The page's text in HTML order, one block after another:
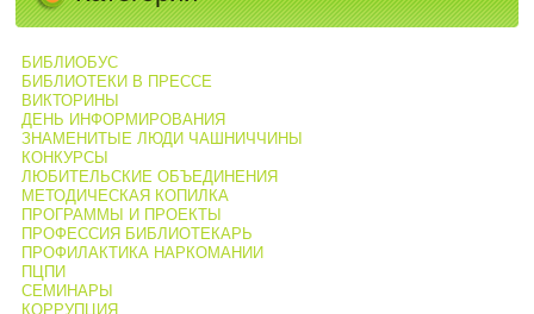
БИБЛИОБУС
БИБЛИОТЕКИ В ПРЕССЕ
ВИКТОРИНЫ
ДЕНЬ ИНФОРМИРОВАНИЯ
ЗНАМЕНИТЫЕ ЛЮДИ ЧАШНИЧЧИНЫ
КОНКУРСЫ
ЛЮБИТЕЛЬСКИЕ ОБЪЕДИНЕНИЯ
МЕТОДИЧЕСКАЯ КОПИЛКА
ПРОГРАММЫ И ПРОЕКТЫ
ПРОФЕССИЯ БИБЛИОТЕКАРЬ
ПРОФИЛАКТИКА НАРКОМАНИИ
ПЦПИ
СЕМИНАРЫ
КОРРУПЦИЯ